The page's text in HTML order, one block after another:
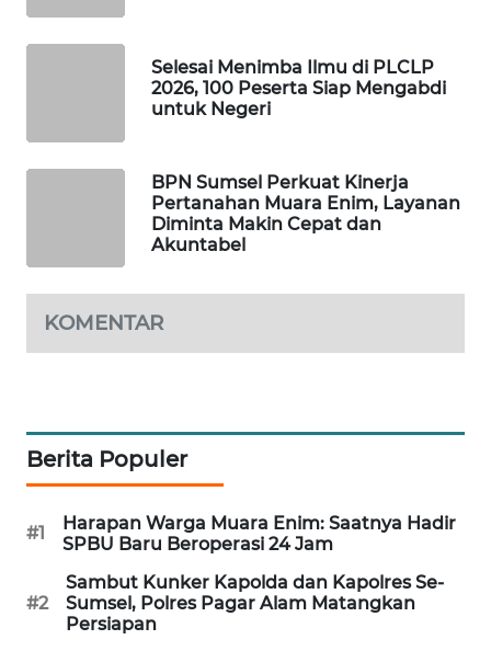
Selesai Menimba Ilmu di PLCLP
2026, 100 Peserta Siap Mengabdi
untuk Negeri
BPN Sumsel Perkuat Kinerja
Pertanahan Muara Enim, Layanan
Diminta Makin Cepat dan
Akuntabel
KOMENTAR
Berita Populer
#1
Harapan Warga Muara Enim: Saatnya Hadir
SPBU Baru Beroperasi 24 Jam
#2
Sambut Kunker Kapolda dan Kapolres Se-
Sumsel, Polres Pagar Alam Matangkan
Persiapan
MARITIM
HUMBANG
GARONGGANG
NEWS
FISUELRI
ID
ENERGI
NEWS